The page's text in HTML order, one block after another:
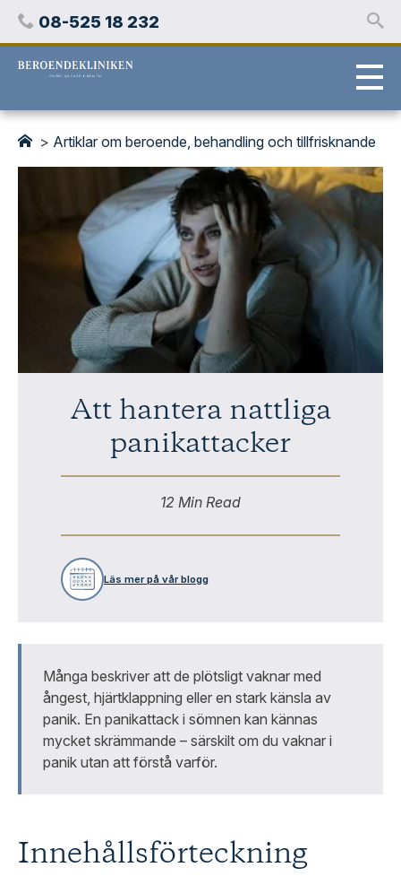
Hoppa
innehåll
Telefon
08-525 18 232
Stockholms
> Artiklar om beroende, behandling och tillfrisknande
Att hantera nattliga
panikattacker
12 Min Read
Läs mer på vår blogg
Många beskriver att de plötsligt vaknar med
ångest, hjärtklappning eller en stark känsla av
panik. En panikattack i sömnen kan kännas
mycket skrämmande – särskilt om du vaknar i
panik utan att förstå varför.
Innehållsförteckning